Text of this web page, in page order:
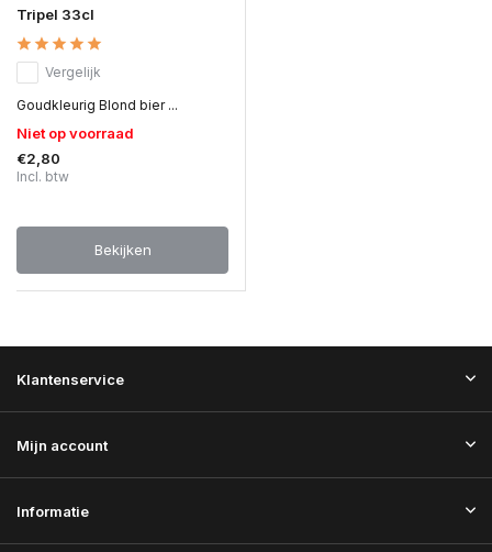
Tripel 33cl
Vergelijk
Goudkleurig Blond bier ...
Niet op voorraad
€2,80
Incl. btw
Bekijken
Klantenservice
Mijn account
Informatie